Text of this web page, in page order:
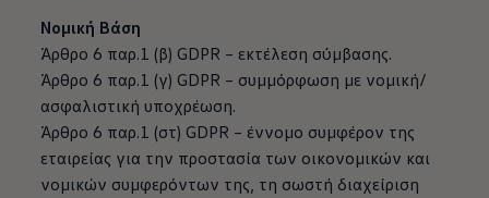
Νομική Βάση
Άρθρο 6 παρ.1 (β) GDPR – εκτέλεση σύμβασης.
Άρθρο 6 παρ.1 (γ) GDPR – συμμόρφωση με νομική/
ασφαλιστική υποχρέωση.
Άρθρο 6 παρ.1 (στ) GDPR – έννομο συμφέρον της
εταιρείας για την προστασία των οικονομικών και
νομικών συμφερόντων της, τη σωστή διαχείριση